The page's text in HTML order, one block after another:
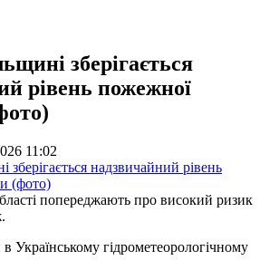
зберігається
рівень пожежної
11:02
попереджають про високий ризик
Українському гідрометеорологічному